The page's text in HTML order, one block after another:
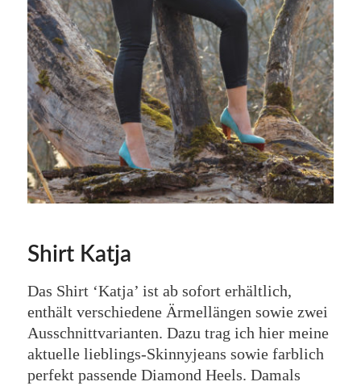
Shirt Katja
Das Shirt ‘Katja’ ist ab sofort erhältlich,
enthält verschiedene Ärmellängen sowie zwei
Ausschnittvarianten. Dazu trag ich hier meine
aktuelle lieblings-Skinnyjeans sowie farblich
perfekt passende Diamond Heels. Damals